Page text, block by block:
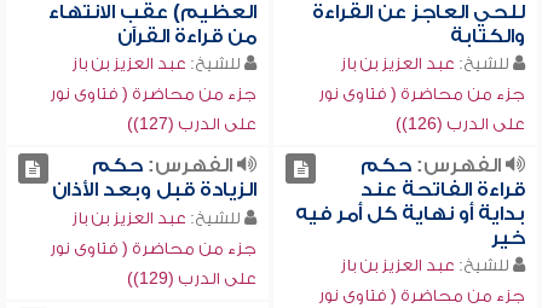
للحي العاجز عن القراءة
والكتابة
للشيخ: عبد العزيز بن باز
جزء من محاضرة ( فتاوى نور
على الدرب (126))
العظيم) عقب الانتهاء
من قراءة القرآن
للشيخ: عبد العزيز بن باز
جزء من محاضرة ( فتاوى نور
على الدرب (127))
الفهرس:حكم
قراءة الفاتحة عند
بداية أو نهاية كل أمر فيه
خير
للشيخ: عبد العزيز بن باز
جزء من محاضرة ( فتاوى نور
الفهرس:حكم
الزيادة قبل وبعد الأذان
للشيخ: عبد العزيز بن باز
جزء من محاضرة ( فتاوى نور
على الدرب (129))